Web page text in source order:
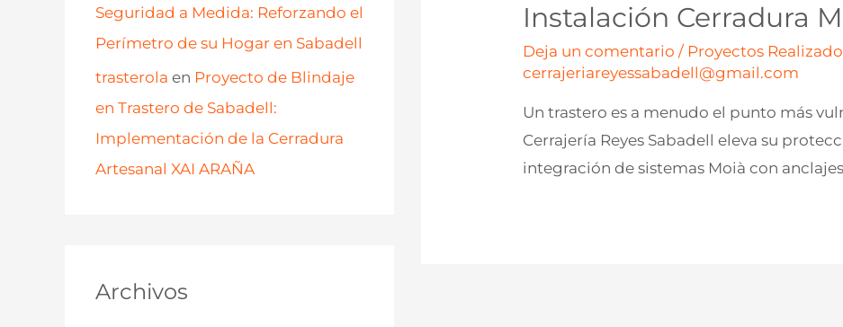
Seguridad a Medida: Reforzando el
Perímetro de su Hogar en Sabadell
trasterola en Proyecto de Blindaje
en Trastero de Sabadell:
Implementación de la Cerradura
Artesanal XAI ARAÑA
Archivos
Instalación Cerradura
Deja un comentario / Proyectos
cerrajeriareyessabadell@gmail.com
Un trastero es a menudo el punto más
Cerrajería Reyes Sabadell eleva su
integración de sistemas Moià con